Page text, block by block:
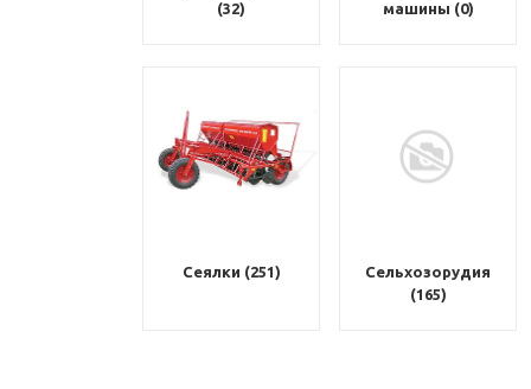
(32)
машины (0)
Сеялки (251)
Сельхозорудия
(165)